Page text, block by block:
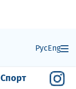
РусEng
Спорт